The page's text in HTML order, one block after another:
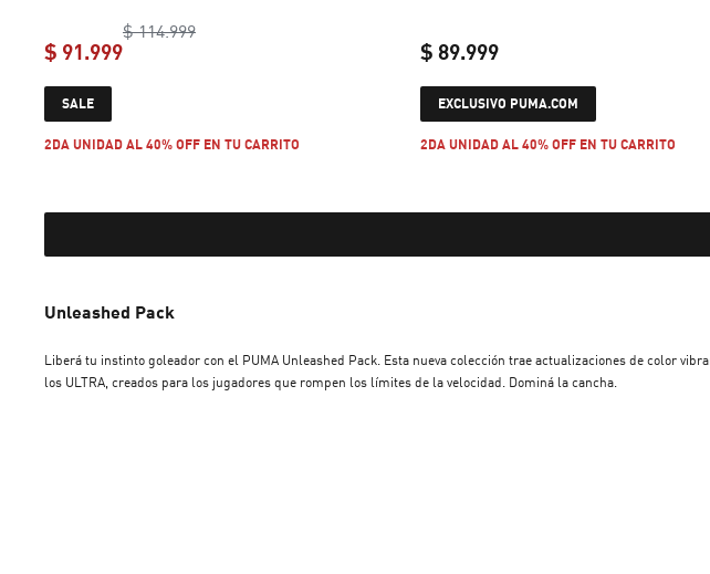
$ 114.999original price $ 114.999
$ 91.999
SALE
2DA UNIDAD AL 40% OFF EN TU CARRITO
$ 89.999
current price $ 89.999
EXCLUSIVO PUMA.COM
2DA UNIDAD AL 40% OFF EN TU CARRITO
Unleashed Pack
Liberá tu instinto goleador con el PUMA Unleashed Pack. Esta nueva colección trae actualizaciones de color
los ULTRA, creados para los jugadores que rompen los límites de la velocidad. Dominá la cancha.